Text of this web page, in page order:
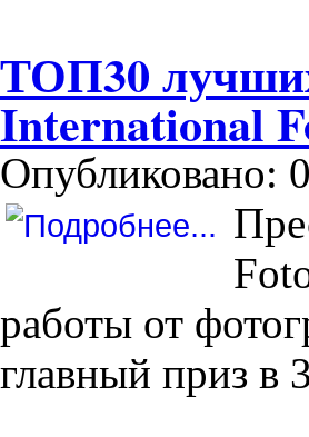
ТОП30
International
Опубликовано:
работы от
главный приз в